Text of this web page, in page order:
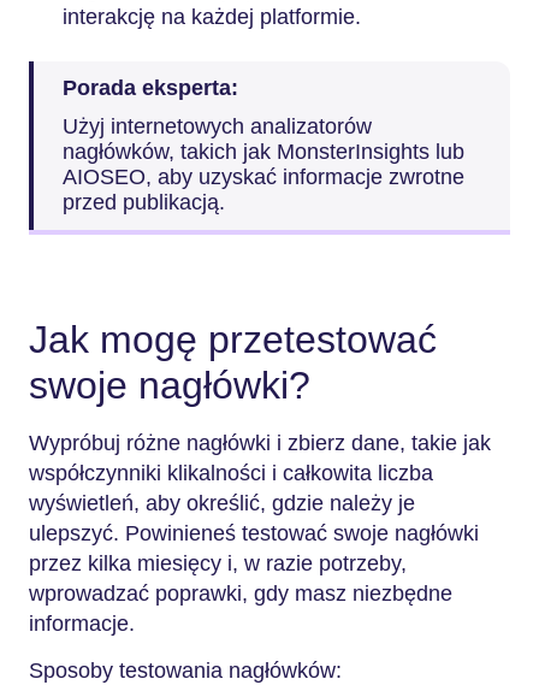
interakcję na każdej platformie.
Porada eksperta:
Użyj internetowych analizatorów
nagłówków, takich jak MonsterInsights lub
AIOSEO, aby uzyskać informacje zwrotne
przed publikacją.
Jak mogę przetestować
swoje nagłówki?
Wypróbuj różne nagłówki i zbierz dane, takie jak
współczynniki klikalności i całkowita liczba
wyświetleń, aby określić, gdzie należy je
ulepszyć. Powinieneś testować swoje nagłówki
przez kilka miesięcy i, w razie potrzeby,
wprowadzać poprawki, gdy masz niezbędne
informacje.
Sposoby testowania nagłówków: